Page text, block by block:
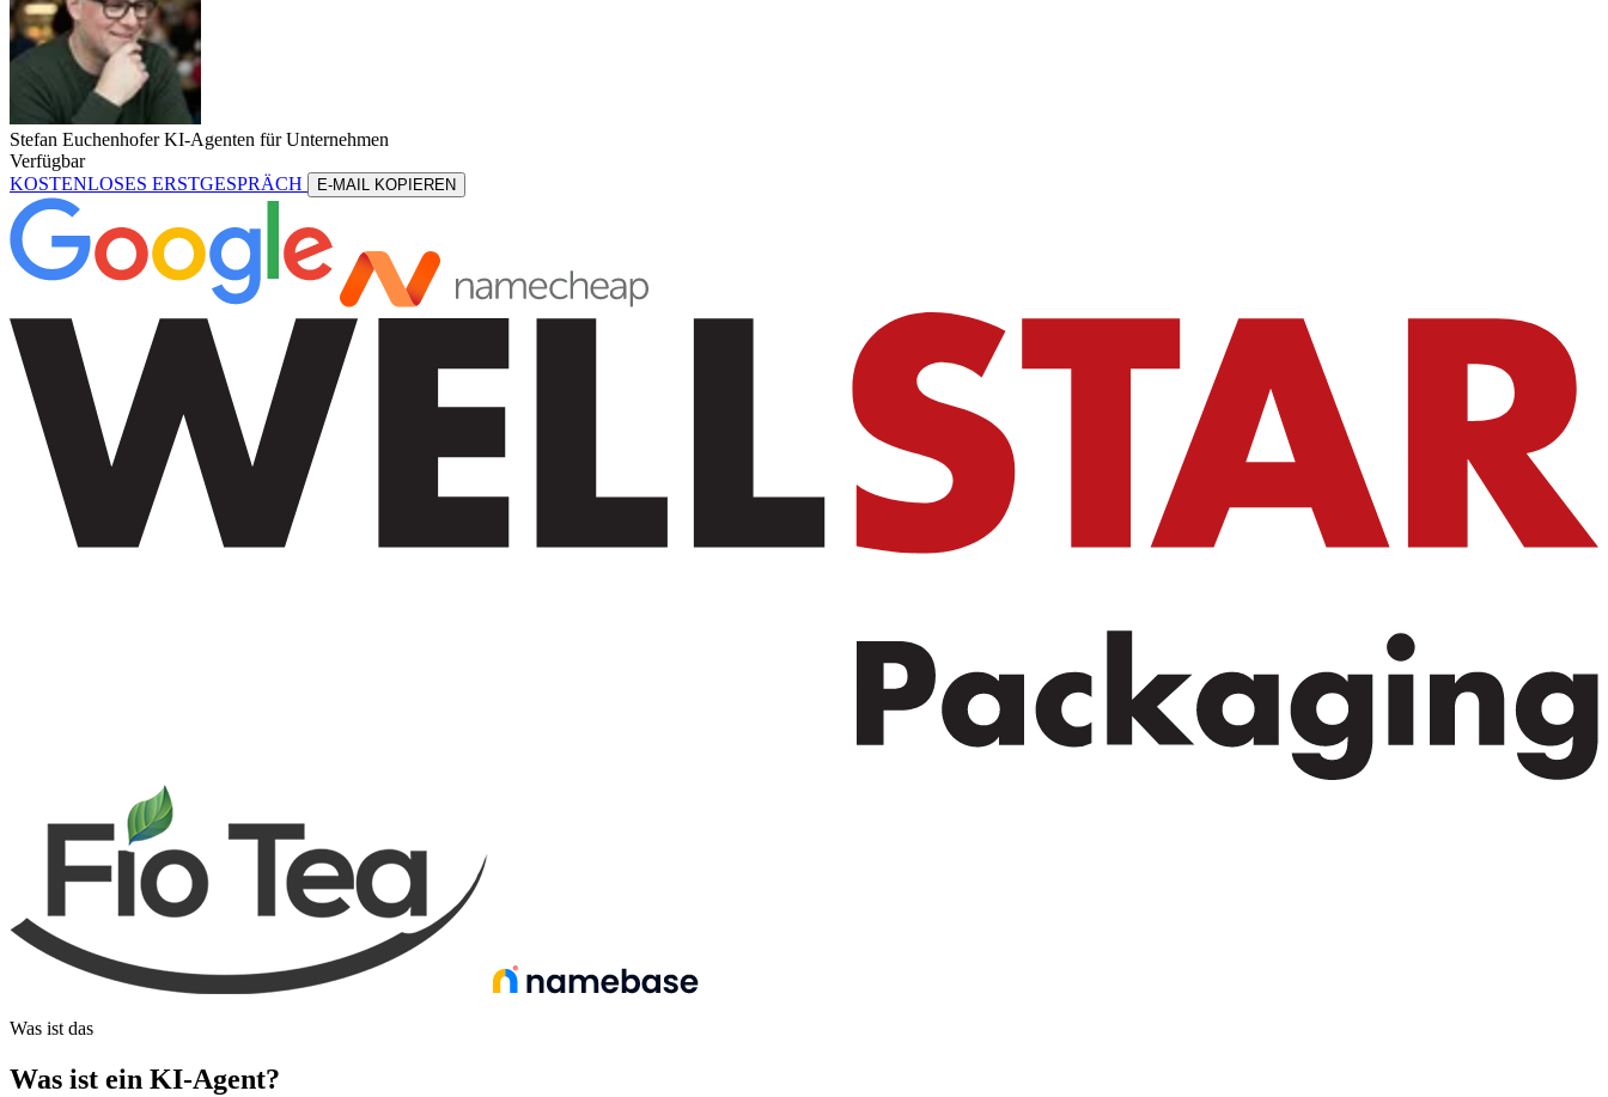
Stefan Euchenhofer KI-Agenten für Unternehmen
Verfügbar
KOSTENLOSES ERSTGESPRÄCH
E-MAIL KOPIEREN
Was ist das
Was ist ein KI-Agent?